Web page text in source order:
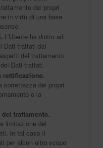
dei propri
in virtù di una base
L’Utente ha diritto ad
Dati trattati dal
del trattamento
Dati trattati.
rettificazione.
correttezza dei propri
o la
trattamento.
limitazione del
In tal caso il
per alcun altro scopo